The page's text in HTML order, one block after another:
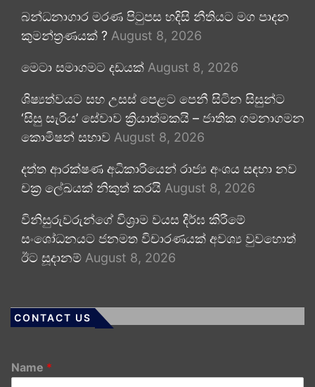
බන්ධනාගාර මරණ පිටුපස හදිසි නීතියට මග පාදන
කුමන්ත්‍රණයක් ? August 8, 2026
මෙටා සමාගමට දඩයක් August 8, 2026
ශිෂ්‍යත්වයට සහ උසස් පෙළට පෙනී සිටින සිසුන්ට
‘සිසු සැරිය’ සේවාව ක්‍රියාත්මකයි – ජාතික ගමනාගමන
කොමිෂන් සභාව August 8, 2026
දත්ත ආරක්ෂණ අධිකාරියෙන් රාජ්‍ය අංශය සඳහා නව
චක්‍ර ලේඛයක් නිකුත් කරයි August 8, 2026
විනිසුරුවරුන්ගේ විශ්‍රාම වයස දීර්ඝ කිරීමේ
සංශෝධනයට ජනමත විචාරණයක් අවශ්‍ය වුවහොත්
ඊට සූදානම් August 8, 2026
CONTACT US
Name *